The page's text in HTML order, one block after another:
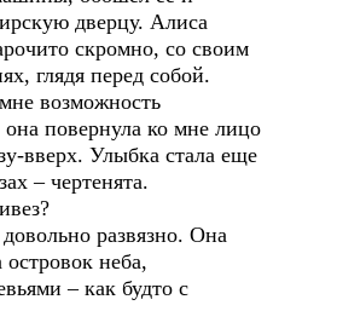
дверцу. Алиса
скромно, со своим
глядя перед собой.
возможность
повернула ко мне лицо
вверх. Улыбка стала еще
– чертенята.
развязно. Она
островок неба,
– как будто с